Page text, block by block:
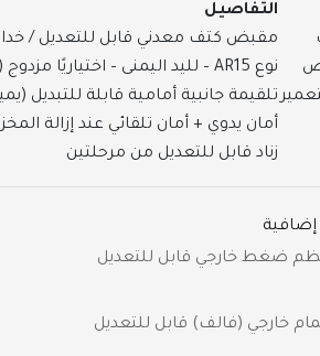
التفاصيل
مقبض كتف معدني قابل للتعديل / خدادة
نوع AR15 – لليد اليمنى – اختياريًا مزدوج (يمين / يسار)
تلقيمة جانبية أمامية قابلة للتبديل
أمان يدوي + أمان تلقائي عند إزالة
زناد قابل للتعديل من مرحلتين
إضافية
ضغط خارجي قابل للتعديل
خارجي (فالف) قابل للتعديل